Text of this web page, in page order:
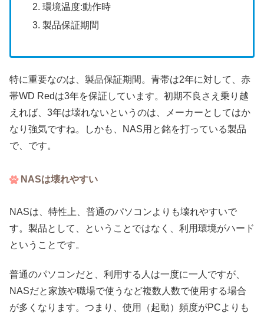
環境温度:動作時
製品保証期間
特に重要なのは、製品保証期間。青帯は2年に対して、赤
帯WD Redは3年を保証しています。初期不良さえ乗り越
えれば、3年は壊れないというのは、メーカーとしてはか
なり強気ですね。しかも、NAS用と銘を打っている製品
で、です。
NASは壊れやすい
NASは、特性上、普通のパソコンよりも壊れやすいで
す。製品として、ということではなく、利用環境がハード
ということです。
普通のパソコンだと、利用する人は一度に一人ですが、
NASだと家族や職場で使うなど複数人数で使用する場合
が多くなります。つまり、使用（起動）頻度がPCよりも